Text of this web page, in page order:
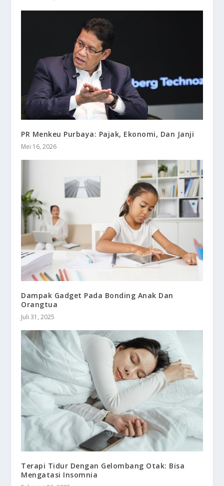
PR Menkeu Purbaya: Pajak, Ekonomi, Dan Janji
Mei 16, 2026
Dampak Gadget Pada Bonding Anak Dan
Orangtua
Juli 31, 2025
Terapi Tidur Dengan Gelombang Otak: Bisa
Mengatasi Insomnia